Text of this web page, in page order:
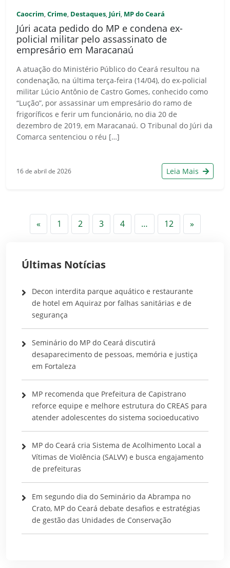
Caocrim, Crime, Destaques, Júri, MP do Ceará
Júri acata pedido do MP e condena ex-
policial militar pelo assassinato de
empresário em Maracanaú
A atuação do Ministério Público do Ceará resultou na
condenação, na última terça-feira (14/04), do ex-policial
militar Lúcio Antônio de Castro Gomes, conhecido como
“Lução”, por assassinar um empresário do ramo de
frigoríficos e ferir um funcionário, no dia 20 de
dezembro de 2019, em Maracanaú. O Tribunal do Júri da
Comarca sentenciou o réu […]
16 de abril de 2026 Leia Mais
«Anterior
1 2 3 4 … 12 »Próximo
Últimas Notícias
Decon interdita parque aquático e restaurante
de hotel em Aquiraz por falhas sanitárias e de
segurança
Seminário do MP do Ceará discutirá
desaparecimento de pessoas, memória e justiça
em Fortaleza
MP recomenda que Prefeitura de Capistrano
reforce equipe e melhore estrutura do CREAS para
atender adolescentes do sistema socioeducativo
MP do Ceará cria Sistema de Acolhimento Local a
Vítimas de Violência (SALVV) e busca engajamento
de prefeituras
Em segundo dia do Seminário da Abrampa no
Crato, MP do Ceará debate desafios e estratégias
de gestão das Unidades de Conservação